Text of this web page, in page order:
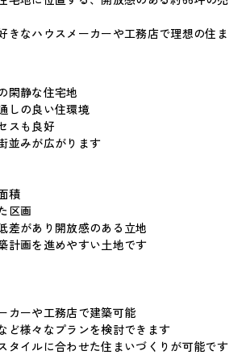
きなハウスメーカーや工務店で理想の住ま
閑静な住宅地
しの良い住環境
スも良好
並みが広がります
積
区画
差があり開放感のある立地
計画を進めやすい土地です
カーや工務店で建築可能
ど様々なプランを検討できます
タイルに合わせた住まいづくりが可能です